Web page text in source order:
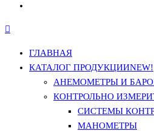
ГЛАВНАЯ
КАТАЛОГ ПРОДУКЦИИNEW!
АНЕМОМЕТРЫ И
КОНТРОЛЬНО
СИСТЕМЫ
МАНОМЕТРЫ